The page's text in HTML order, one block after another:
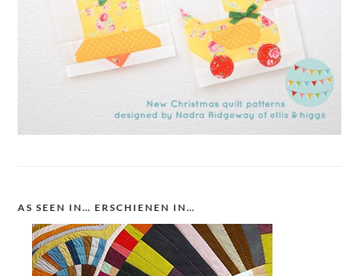
AS SEEN IN… ERSCHIENEN IN…